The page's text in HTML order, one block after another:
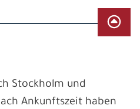
Stockholm und
Ankunftszeit haben